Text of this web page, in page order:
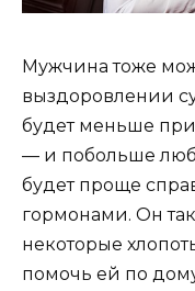
Мужчина тоже
выздоровлении
будет меньше
— и побольше
будет проще
гормонами. Он
некоторые
помочь ей по